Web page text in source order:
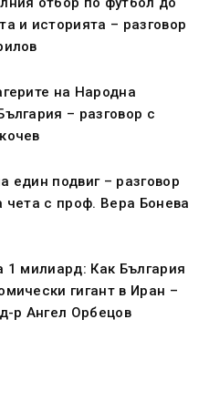
и историята – разговор
на Народна
– разговор с
един подвиг – разговор
чета с проф. Вера Бонева
1 милиард: Как България
гигант в Иран –
р Ангел Орбецов